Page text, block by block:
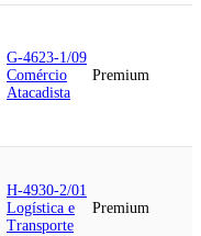
G-4623-1/09
Comércio
Atacadista
Premium
H-4930-2/01
Logística e
Transporte
Premium